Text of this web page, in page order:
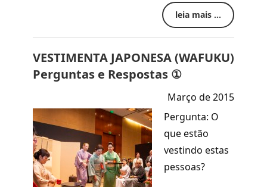
leia mais ...
VESTIMENTA JAPONESA (WAFUKU)
Perguntas e Respostas ①
Março de 2015
Pergunta: O
que estão
vestindo estas
pessoas?